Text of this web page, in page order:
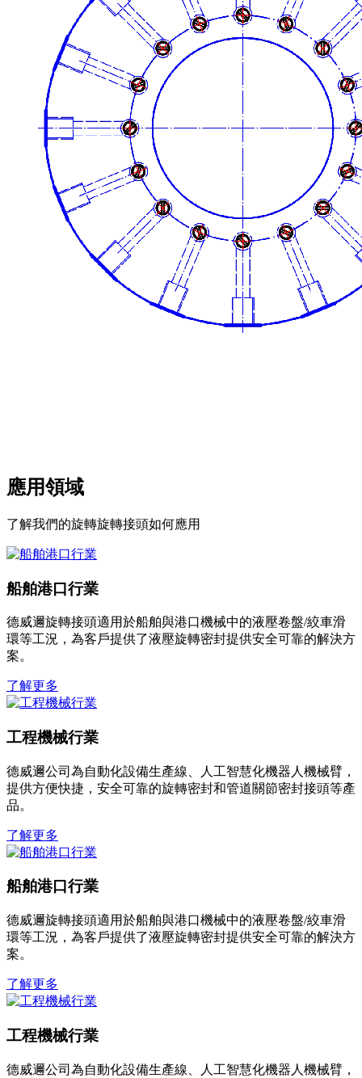
應用領域
了解我們的旋轉旋轉接頭如何應用
船舶港口行業
德威邇旋轉接頭適用於船舶與港口機械中的液壓卷盤/絞車滑
環等工況，為客戶提供了液壓旋轉密封提供安全可靠的解決方
案。
了解更多
工程機械行業
德威邇公司為自動化設備生產線、人工智慧化機器人機械臂，
提供方便快捷，安全可靠的旋轉密封和管道關節密封接頭等產
品。
了解更多
船舶港口行業
德威邇旋轉接頭適用於船舶與港口機械中的液壓卷盤/絞車滑
環等工況，為客戶提供了液壓旋轉密封提供安全可靠的解決方
案。
了解更多
工程機械行業
德威邇公司為自動化設備生產線、人工智慧化機器人機械臂，